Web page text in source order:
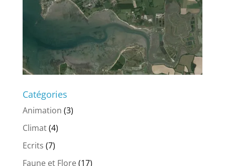
Catégories
Animation (3)
Climat(4)
Ecrits (7)
Faune et Flore(17)